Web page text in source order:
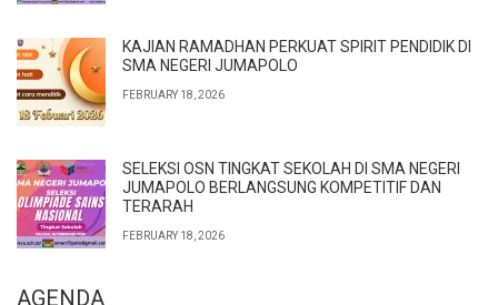
KAJIAN RAMADHAN PERKUAT SPIRIT PENDIDIK DI
SMA NEGERI JUMAPOLO
FEBRUARY 18, 2026
SELEKSI OSN TINGKAT SEKOLAH DI SMA NEGERI
JUMAPOLO BERLANGSUNG KOMPETITIF DAN
TERARAH
FEBRUARY 18, 2026
AGENDA